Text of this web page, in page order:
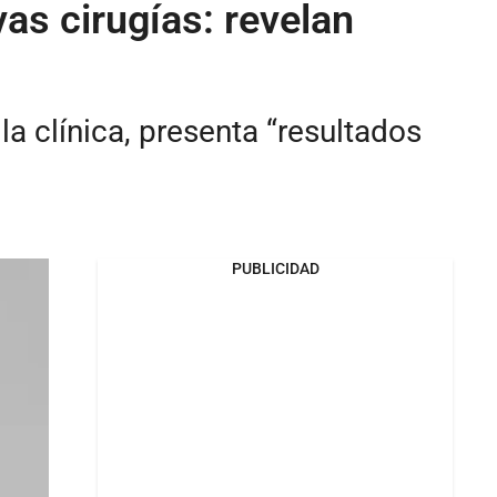
cirugías: revelan
clínica, presenta “resultados
PUBLICIDAD